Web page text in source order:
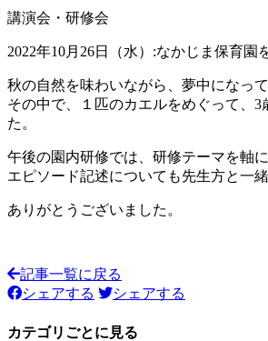
講演会・研修会
2022年10月26日（水）:なかじま保育園
秋の自然を味わいながら、夢中になっ
その中で、１匹のカエルをめぐって、
た。
午後の園内研修では、研修テーマを軸
エピソード記述についても先生方と一
ありがとうございました。
記事一覧に戻る
シェアする
シェアする
カテゴリごとに見る